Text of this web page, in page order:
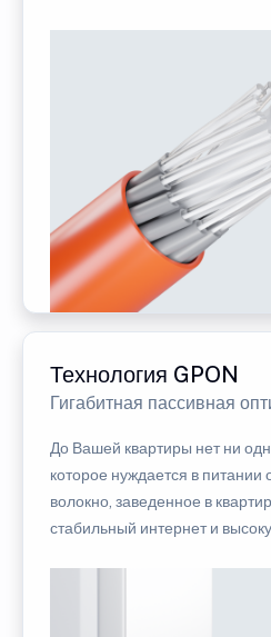
Технология GPON
Гигабитная пассивная
До Вашей квартиры нет ни
которое нуждается в питании
волокно, заведенное в
стабильный интернет и